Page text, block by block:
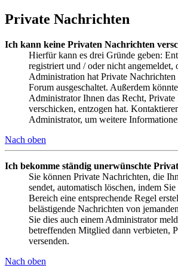
Private Nachrichten
Ich kann keine Privaten Nachrichten
Hierfür kann es drei Gründe geben:
registriert und / oder nicht angemeldet,
Administration hat Private
Forum ausgeschaltet. Außerdem
Administrator Ihnen das Recht, Private
verschicken, entzogen hat.
Administrator, um weitere
Nach oben
Ich bekomme ständig unerwünschte
Sie können Private Nachrichten, die
sendet, automatisch löschen, indem
Bereich eine entsprechende Regel
belästigende Nachrichten von
Sie dies auch einem Administrator
betreffenden Mitglied dann verbieten,
versenden.
Nach oben